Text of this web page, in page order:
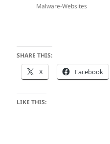
Malware-Websites
SHARE THIS:
X Facebook
LIKE THIS: